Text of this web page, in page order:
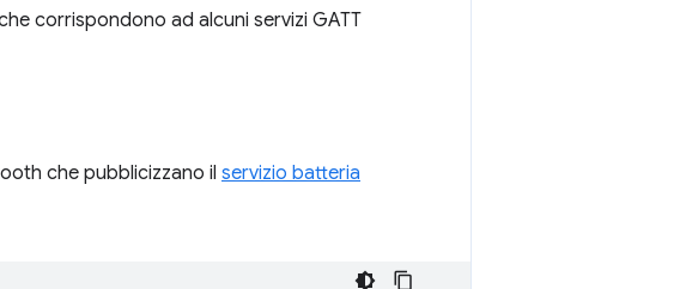
corrispondono ad alcuni servizi GATT
che pubblicizzano il servizio batteria